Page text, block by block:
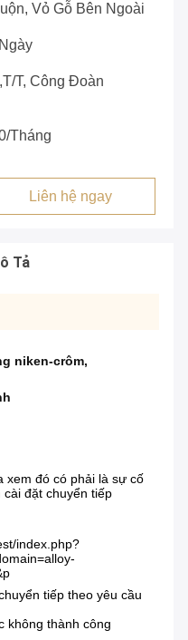
Vỏ Gỗ Bên Ngoài
T, Công Đoàn
tháng
Liên hệ ngay
Tả
niken-crôm,
xem đó có phải là sự cố
đặt chuyển tiếp
index.php?
tiếp theo yêu cầu
không thành công